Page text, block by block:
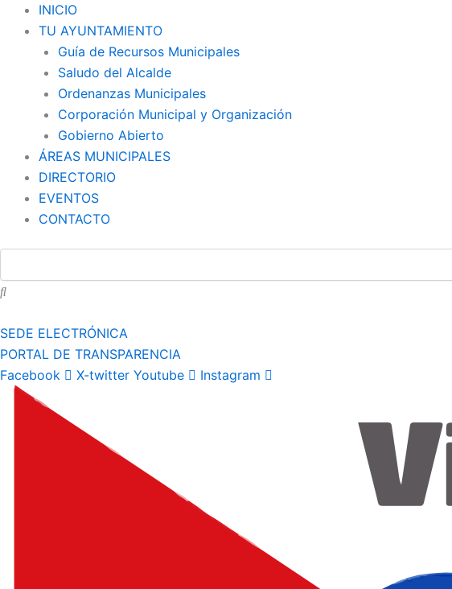
INICIO
TU AYUNTAMIENTO
Guía de Recursos Municipales
Saludo del Alcalde
Ordenanzas Municipales
Corporación Municipal y Organización
Gobierno Abierto
ÁREAS MUNICIPALES
DIRECTORIO
EVENTOS
CONTACTO
SEDE ELECTRÓNICA
PORTAL DE TRANSPARENCIA
Facebook
X-twitter Youtube Instagram